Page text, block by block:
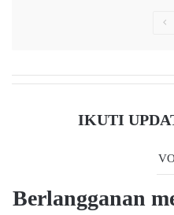
IKUTI
Berlangganan